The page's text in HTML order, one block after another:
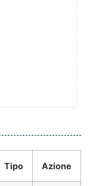
Tipo Azione